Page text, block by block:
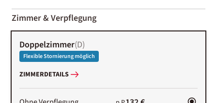
01-02
Zimmer & Verpflegung
Doppelzimmer(D)
Flexible Stornierung möglich
ZIMMERDETAILS